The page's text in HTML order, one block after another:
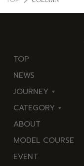
TOP
NEWS
JOURNEY
東
伊
豆
西
CATEGORY
海
岬
温
ABOUT
MODEL COURSE
EVENT